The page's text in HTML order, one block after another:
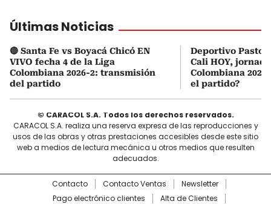
Últimas Noticias
🔴 Santa Fe vs Boyacá Chicó EN
VIVO fecha 4 de la Liga
Colombiana 2026-2: transmisión
del partido
Deportivo Pasto
Cali HOY,
Colombiana
el partido?
© CARACOL S.A. Todos los derechos reservados.
CARACOL S.A. realiza una reserva expresa de las reproducciones y
usos de las obras y otras prestaciones accesibles desde este sitio
web a medios de lectura mecánica u otros medios que resulten
adecuados.
Contacto Contacto Ventas
Newsletter
Pago electrónico clientes
Alta de Clientes